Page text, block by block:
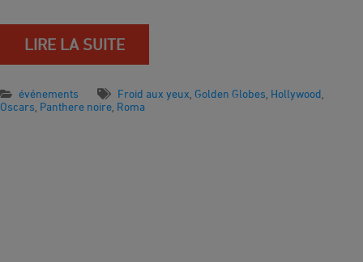
LIRE LA SUITE
événements Froid aux yeux Golden Globes Hollywood
Oscars Panthere noire Roma